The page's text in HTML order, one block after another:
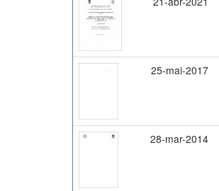
25-mai-2017
28-mar-2014